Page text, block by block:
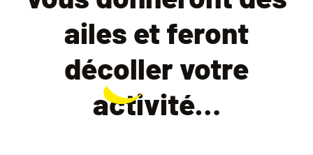
ailes et feront
décollervotre
activité…